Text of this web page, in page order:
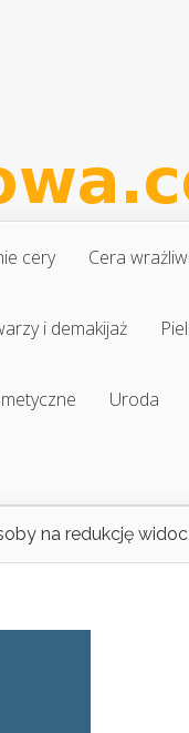
cery Cera
i demakijaż
Uroda
na redukcję